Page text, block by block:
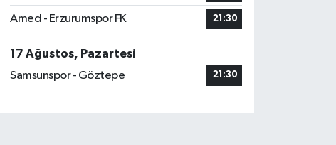
Amed - Erzurumspor FK 21:30
17 Ağustos, Pazartesi
Samsunspor - Göztepe
21:30